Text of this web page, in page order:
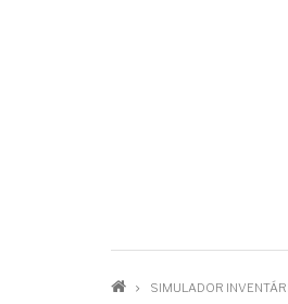
SIMULADOR